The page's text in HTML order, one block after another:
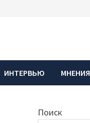
ИНТЕРВЬЮ МНЕНИЯ
Поиск